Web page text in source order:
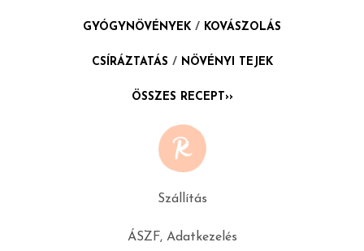
GYÓGYNÖVÉNYEK / KOVÁSZOLÁS
CSÍRÁZTATÁS / NÖVÉNYI TEJEK
ÖSSZES RECEPT››
Szállítás
ÁSZF, Adatkezelés